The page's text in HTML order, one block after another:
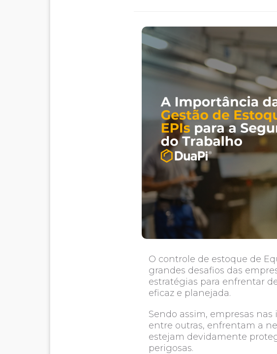
O controle de estoque de
grandes desafios das
estratégias para enfrentar
eficaz e planejada.
Sendo assim, empresas
entre outras, enfrentam a
estejam devidamente
perigosas.